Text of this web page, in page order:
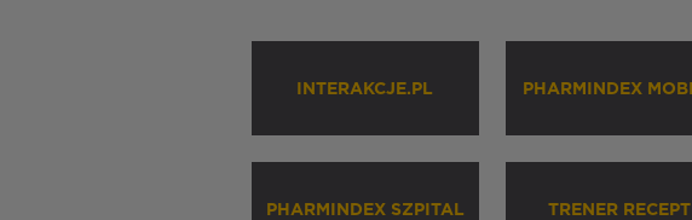
INTERAKCJE.PL PHARMINDEX
PHARMINDEX SZPITAL TRENER RECEPT